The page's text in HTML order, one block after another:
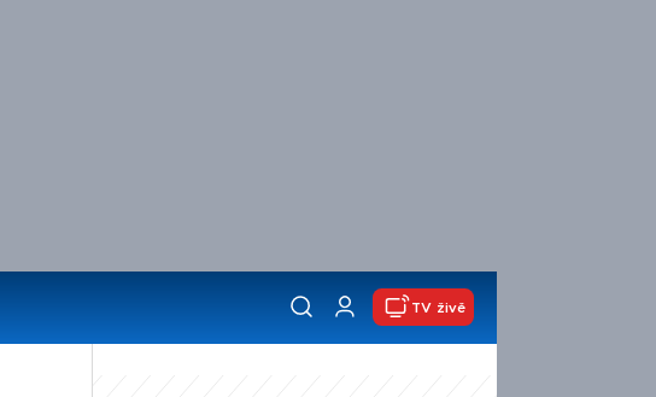
TV živě